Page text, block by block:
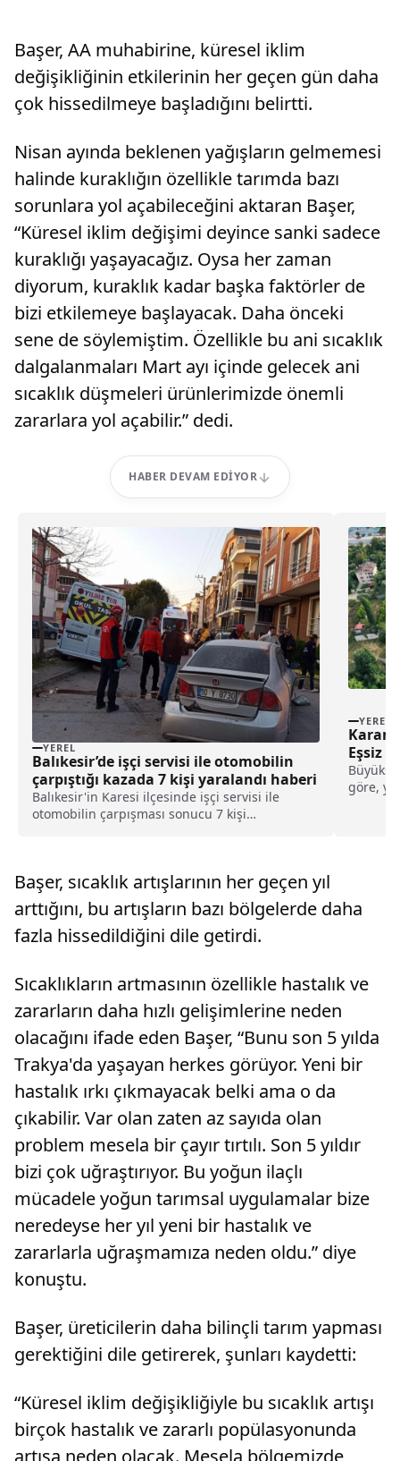
Başer, AA muhabirine, küresel iklim
değişikliğinin etkilerinin her geçen gün daha
çok hissedilmeye başladığını belirtti.
Nisan ayında beklenen yağışların gelmemesi
halinde kuraklığın özellikle tarımda bazı
sorunlara yol açabileceğini aktaran Başer,
“Küresel iklim değişimi deyince sanki sadece
kuraklığı yaşayacağız. Oysa her zaman
diyorum, kuraklık kadar başka faktörler de
bizi etkilemeye başlayacak. Daha önceki
sene de söylemiştim. Özellikle bu ani sıcaklık
dalgalanmaları Mart ayı içinde gelecek ani
sıcaklık düşmeleri ürünlerimizde önemli
zararlara yol açabilir.” dedi.
HABER DEVAM EDIYOR
YEREL
Balıkesir’de işçi servisi ile otomobilin
çarpıştığı kazada 7 kişi yaralandı haberi
Balıkesir'in Karesi ilçesinde işçi servisi ile
otomobilin çarpışması sonucu 7 kişi
minibüsü, Maltepe M...
YEREL
Eşsiz
göre,
Başer, sıcaklık artışlarının her geçen yıl
arttığını, bu artışların bazı bölgelerde daha
fazla hissedildiğini dile getirdi.
Sıcaklıkların artmasının özellikle hastalık ve
zararların daha hızlı gelişimlerine neden
olacağını ifade eden Başer, “Bunu son 5 yılda
Trakya'da yaşayan herkes görüyor. Yeni bir
hastalık ırkı çıkmayacak belki ama o da
çıkabilir. Var olan zaten az sayıda olan
problem mesela bir çayır tırtılı. Son 5 yıldır
bizi çok uğraştırıyor. Bu yoğun ilaçlı
mücadele yoğun tarımsal uygulamalar bize
neredeyse her yıl yeni bir hastalık ve
zararlarla uğraşmamıza neden oldu.” diye
konuştu.
Başer, üreticilerin daha bilinçli tarım yapması
gerektiğini dile getirerek, şunları kaydetti:
“Küresel iklim değişikliğiyle bu sıcaklık artışı
birçok hastalık ve zararlı popülasyonunda